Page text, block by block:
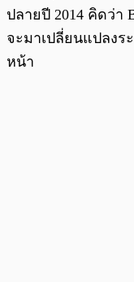
ปลายปี 2014 คิดว่า
จะมาเปลี่ยนแปลงร
หน้า